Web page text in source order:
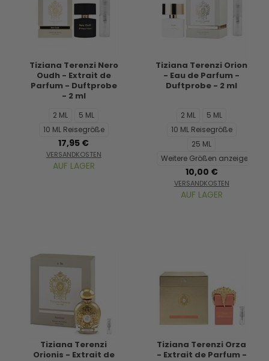
Tiziana Terenzi Nero
Oudh - Extrait de
Parfum - Duftprobe
- 2 ml
2 ML
5 ML
10 ML Reisegröße
17,95 €
VERSANDKOSTEN
AUF LAGER
Tiziana Terenzi Orion
- Eau de Parfum -
Duftprobe - 2 ml
2 ML
5 ML
10 ML Reisegröße
25 ML
Weitere Größen anzeigen...
10,00 €
VERSANDKOSTEN
AUF LAGER
Tiziana Terenzi
Orionis - Extrait de
Tiziana Terenzi Orza
- Extrait de Parfum -